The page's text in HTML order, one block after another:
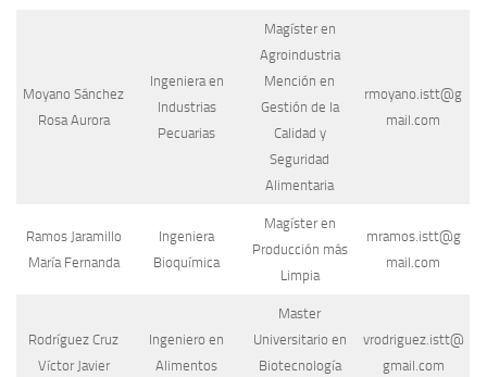
Moyano Sánchez
Rosa Aurora
Ingeniera en
Industrias
Pecuarias
Magíster en
Agroindustria
Mención en
Gestión de la
Calidad y
Seguridad
Alimentaria
rmoyano.istt@g
mail.com
Ramos Jaramillo
María Fernanda
Ingeniera
Bioquímica
Magíster en
Producción más
Limpia
mramos.istt@g
mail.com
Rodríguez Cruz
Víctor Javier
Ingeniero en
Alimentos
Master
Universitario en
Biotecnología
vrodriguez.istt@
gmail.com